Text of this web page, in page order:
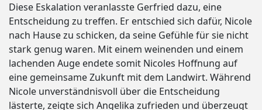
Diese Eskalation veranlasste Gerfried dazu, eine
Entscheidung zu treffen. Er entschied sich dafür, Nicole
nach Hause zu schicken, da seine Gefühle für sie nicht
stark genug waren. Mit einem weinenden und einem
lachenden Auge endete somit Nicoles Hoffnung auf
eine gemeinsame Zukunft mit dem Landwirt. Während
Nicole unverständnisvoll über die Entscheidung
lästerte, zeigte sich Angelika zufrieden und überzeugt